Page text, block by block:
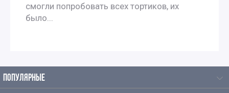
смогли попробовать всех тортиков, их
было...
ПОПУЛЯРНЫЕ